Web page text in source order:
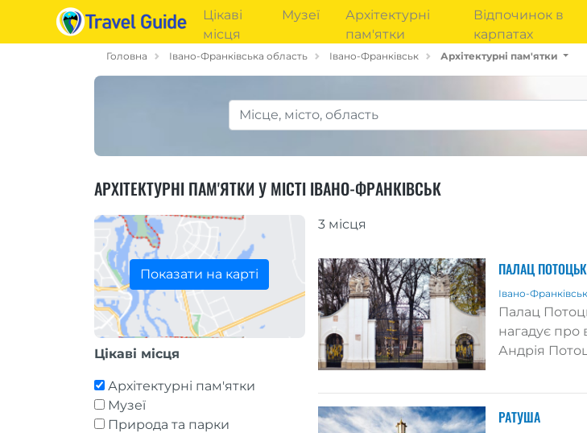
Цікаві
місця
Музеї
Архітектурні
пам'ятки
Відпочинок в
карпатах
Головна Івано-Франківська область Івано-Франківськ Архітектурні пам'ятки
АРХІТЕКТУРНІ ПАМ'ЯТКИ У МІСТІ ІВАНО-ФРАНКІВСЬК
Показати на карті
Цікаві місця
Архітектурні пам'ятки
Музеї
Природа та парки
3 місця
ПАЛАЦ
Івано-Франківськ
Палац
нагадує про
Андрія
РАТУША